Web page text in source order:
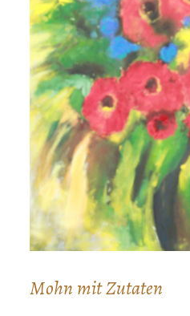
Mohn mit Zutaten